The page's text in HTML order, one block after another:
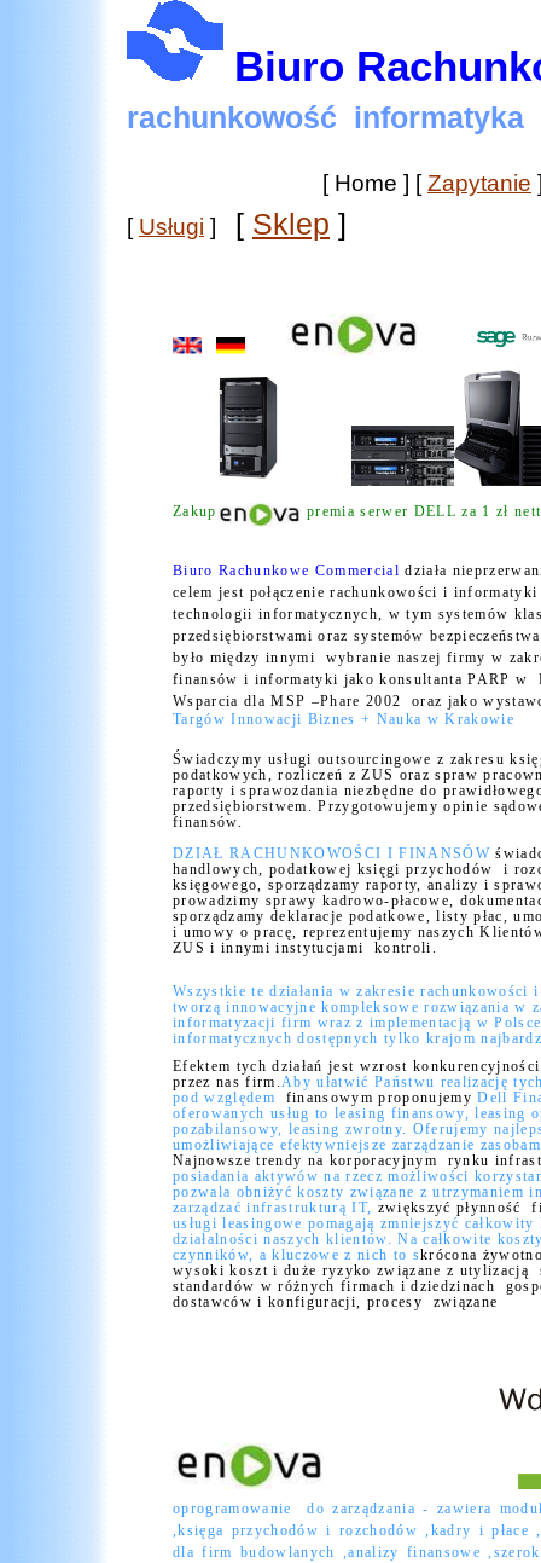
Biuro
rachunkowość
[ Home ] [Zapytanie
[ Usługi ] [ Sklep ]
Zakup premiaserwer DELL za 1 zł
Biuro Rachunkowe Commercial działa
celem jest połączenie rachunkowości i
technologii informatycznych, w tym systemów
przedsiębiorstwami oraz systemów
było między innymi
wybranie naszej firmy w
finansów i informatyki jako konsultanta PARP w
Wsparcia dla MSP –Phare 2002
oraz jako
Targów Innowacji Biznes + Nauka w Krakowie
Świadczymy usługi outsourcingowe z zakresu
podatkowych, rozliczeń z ZUS oraz spraw
raporty i sprawozdania niezbędne do
przedsiębiorstwem. Przygotowujemy opinie
finansów.
DZIAŁ RACHUNKOWOŚCI I FINANSÓW
handlowych, podatkowej księgi przychodów
i
księgowego, sporządzamy raporty, analizy i
prowadzimy sprawy kadrowo-płacowe,
sporządzamy deklaracje podatkowe, listy płac,
i umowy o pracę, reprezentujemy naszych
ZUS i innymi instytucjami
kontroli.
Wszystkie te działania w zakresie
tworząinnowacyjne kompleksowe rozwiązania w
informatyzacji firm wraz z implementacją w
informatycznych dostępnych tylko krajom
Efektem tych działań jest wzrost
przez nas firm. Aby ułatwić Państwu realizację
pod względem
finansowym proponujemyDell
oferowanych usług to leasing finansowy, leasing
pozabilansowy, leasing zwrotny. Oferujemy
umożliwiające efektywniejsze zarządzanie
Najnowsze trendy na korporacyjnym
rynku
posiadania aktywów na rzecz możliwości
pozwala obniżyć koszty związane z
zarządzać infrastrukturą IT, zwiększyć płynność
usługi leasingowe pomagają zmniejszyć
działalności naszych klientów. Na całkowite
czynników, a kluczowe z nich to skrócona
wysoki koszt i duże ryzyko związane z utylizacją
standardów w różnych firmach i dziedzinach
dostawców i konfiguracji, procesy
związane
oprogramowanie do zarządzania - zawiera
,księga przychodów i rozchodów ,kadry i płace
dla firm budowlanych ,analizy finansowe